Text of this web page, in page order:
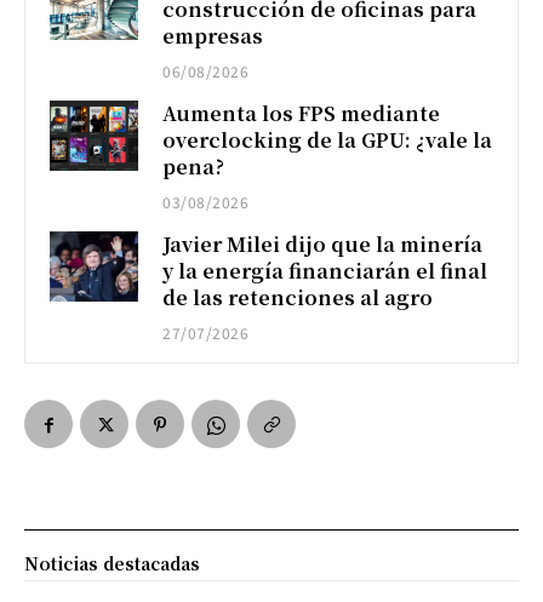
construcción de oficinas para
empresas
06/08/2026
Aumenta los FPS mediante
overclocking de la GPU: ¿vale la
pena?
03/08/2026
Javier Milei dijo que la minería
y la energía financiarán el final
de las retenciones al agro
27/07/2026
Noticias destacadas